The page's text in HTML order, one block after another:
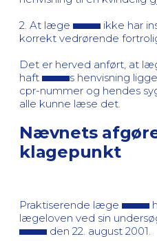
2. At læge
ikke har
korrekt vedrørende
Det er herved anført, at
haft
s henvisning
cpr-nummer og hendes
alle kunne læse det.
Nævnets
klagepunkt
Praktiserende læge
lægeloven ved sin
den 22. august 2001.